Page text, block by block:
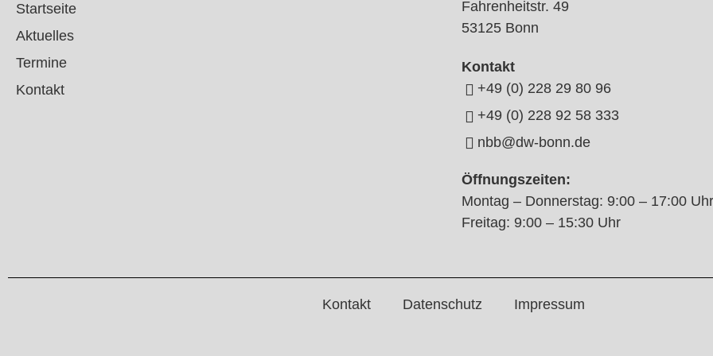
Startseite
Aktuelles
Termine
Kontakt
Fahrenheitstr. 49
53125 Bonn
Kontakt
+49 (0) 228 29 80 96
+49 (0) 228 92 58 333
nbb@dw-bonn.de
Öffnungszeiten:
Montag – Donnerstag: 9:00 – 17:00 Uhr
Freitag: 9:00 – 15:30 Uhr
Kontakt Datenschutz Impressum